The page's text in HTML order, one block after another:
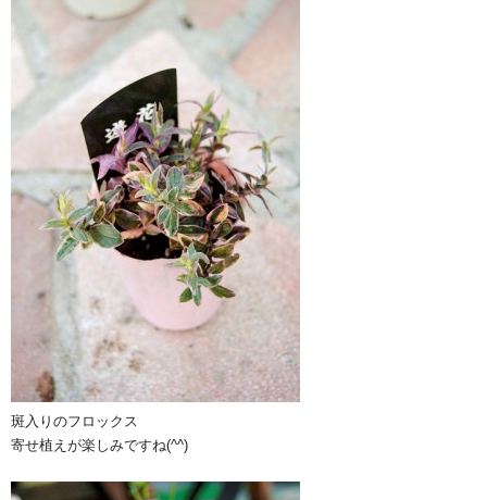
斑入りのフロックス
寄せ植えが楽しみですね(^^)